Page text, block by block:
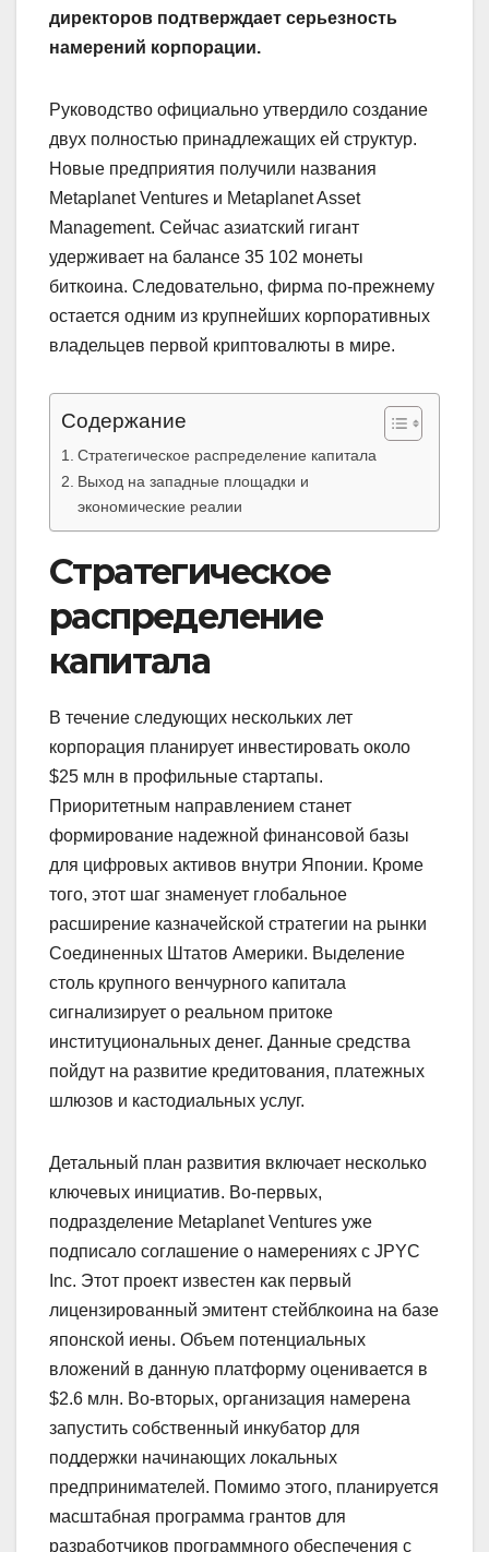
директоров подтверждает серьезность
намерений корпорации.
Руководство официально утвердило создание
двух полностью принадлежащих ей структур.
Новые предприятия получили названия
Metaplanet Ventures и Metaplanet Asset
Management. Сейчас азиатский гигант
удерживает на балансе 35 102 монеты
биткоина. Следовательно, фирма по-прежнему
остается одним из крупнейших корпоративных
владельцев первой криптовалюты в мире.
Содержание
Стратегическое распределение капитала
Выход на западные площадки и
экономические реалии
Стратегическое
распределение
капитала
В течение следующих нескольких лет
корпорация планирует инвестировать около
$25 млн в профильные стартапы.
Приоритетным направлением станет
формирование надежной финансовой базы
для цифровых активов внутри Японии. Кроме
того, этот шаг знаменует глобальное
расширение казначейской стратегии на рынки
Соединенных Штатов Америки. Выделение
столь крупного венчурного капитала
сигнализирует о реальном притоке
институциональных денег. Данные средства
пойдут на развитие кредитования, платежных
шлюзов и кастодиальных услуг.
Детальный план развития включает несколько
ключевых инициатив. Во-первых,
подразделение Metaplanet Ventures уже
подписало соглашение о намерениях с JPYC
Inc. Этот проект известен как первый
лицензированный эмитент стейблкоина на базе
японской иены. Объем потенциальных
вложений в данную платформу оценивается в
$2.6 млн. Во-вторых, организация намерена
запустить собственный инкубатор для
поддержки начинающих локальных
предпринимателей. Помимо этого, планируется
масштабная программа грантов для
разработчиков программного обеспечения с